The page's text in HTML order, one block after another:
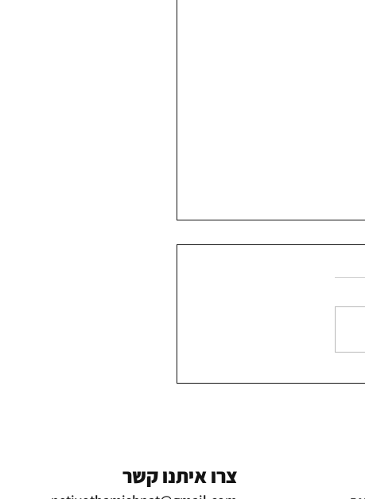
מיליון שקלים שהוקצו
צרו איתנו קשר